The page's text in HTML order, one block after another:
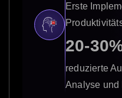
Erste
20-
reduzierte
Analyse und